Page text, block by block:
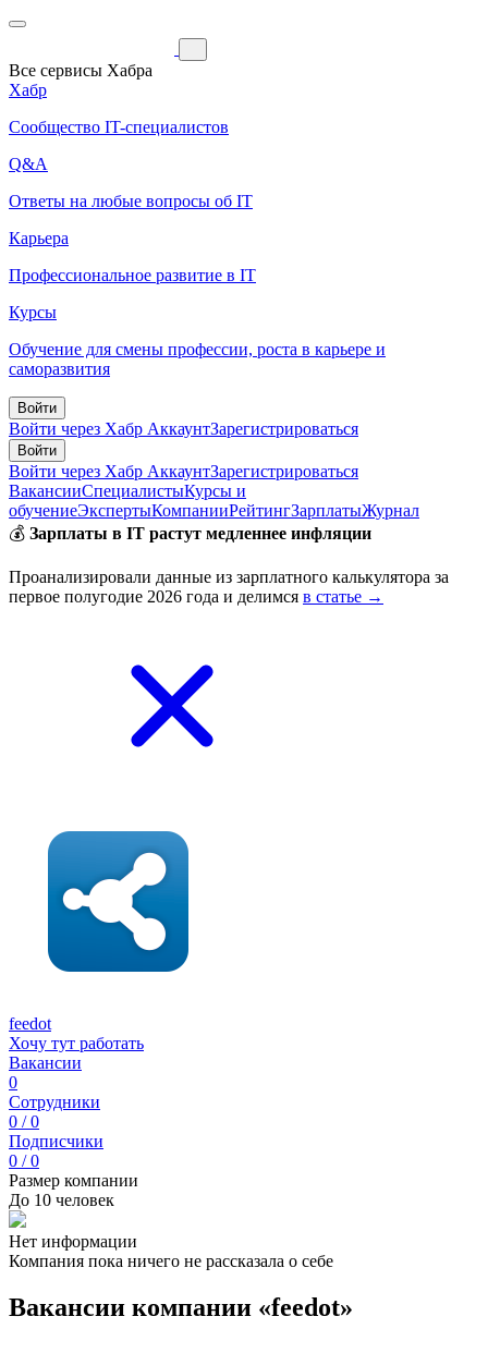
Все сервисы Хабра
Хабр
Сообщество IT-специалистов
Q&A
Ответы на любые вопросы об IT
Карьера
Профессиональное развитие в IT
Курсы
Обучение для смены профессии, роста в карьере и
саморазвития
Войти
Войти через Хабр АккаунтЗарегистрироваться
Войти
Войти через Хабр АккаунтЗарегистрироваться
ВакансииСпециалистыКурсы и
обучениеЭкспертыКомпанииРейтингЗарплатыЖурнал
💰 Зарплаты в IT растут медленнее инфляции
Проанализировали данные из зарплатного калькулятора за
первое полугодие 2026 года и делимся в статье →
feedot
Хочу тут работать
Вакансии
0
Сотрудники
0 / 0
Подписчики
0 / 0
Размер компании
До 10 человек
Нет информации
Компания пока ничего не рассказала о себе
Вакансии компании «feedot»